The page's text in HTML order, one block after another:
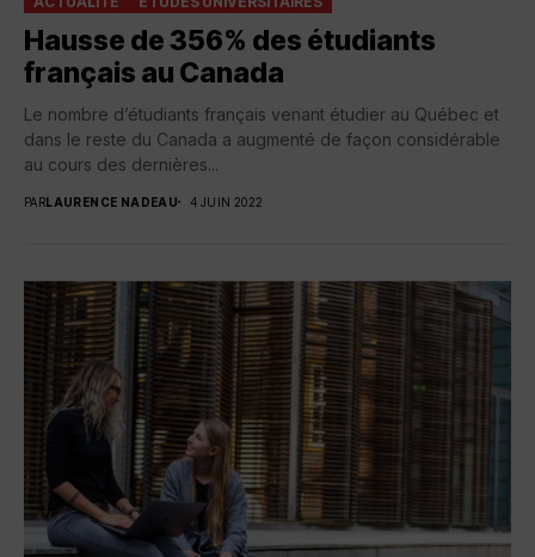
Hausse de 356% des étudiants
français au Canada
Le nombre d’étudiants français venant étudier au Québec et
dans le reste du Canada a augmenté de façon considérable
au cours des dernières...
PAR LAURENCE NADEAU 4 JUIN 2022